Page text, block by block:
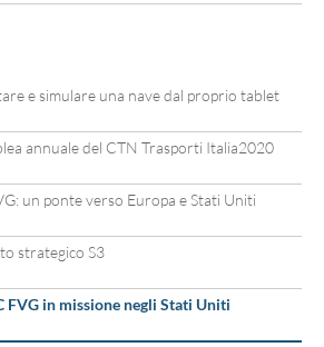
e simulare una nave dal proprio tablet
annuale del CTN Trasporti Italia2020
un ponte verso Europa e Stati Uniti
strategico S3
FVG in missione negli Stati Uniti